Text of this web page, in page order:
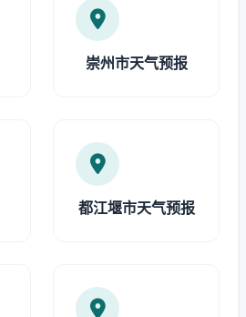
崇州市天气预报
都江堰市天气预报